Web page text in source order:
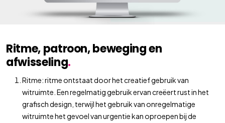
Ritme, patroon, beweging en
afwisseling.
Ritme: ritme ontstaat door het creatief gebruik van
witruimte. Een regelmatig gebruik ervan creëert rust in het
grafisch design, terwijl het gebruik van onregelmatige
witruimte het gevoel van urgentie kan oproepen bij de